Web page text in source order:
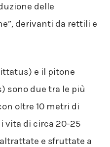
delle
derivanti da rettili e
e il pitone
sono due tra le più
oltre 10 metri di
vita di circa 20-25
e sfruttate a